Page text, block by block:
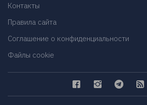
Контакты
Правила сайта
Соглашение о конфиденциальности
Файлы cookie